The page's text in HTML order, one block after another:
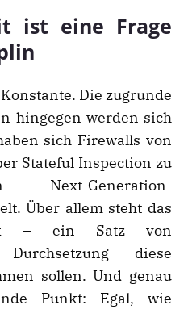
ist eine Frage
Die zugrunde
hingegen werden sich
sich Firewalls von
Stateful Inspection zu
Next-Generation-
Über allem steht das
– ein Satz von
diese
sollen. Und genau
Punkt: Egal, wie